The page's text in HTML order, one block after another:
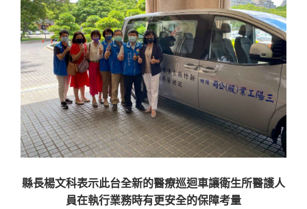
縣長楊文科表示此台全新的醫療巡迴車讓衛生所醫護人
員在執行業務時有更安全的保障考量